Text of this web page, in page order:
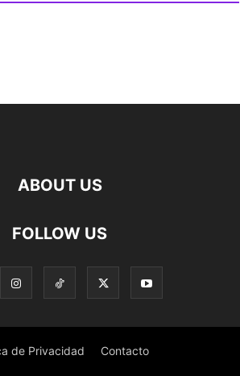
ABOUT US
FOLLOW US
de Privacidad Contacto